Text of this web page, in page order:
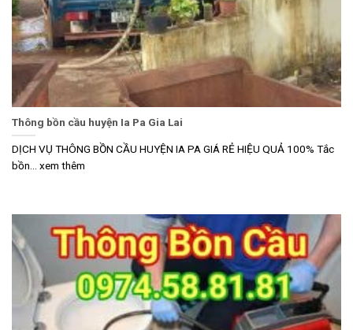
Thông bồn cầu huyện Ia Pa Gia Lai
DỊCH VỤ THÔNG BỒN CẦU HUYỆN IA PA GIÁ RẺ HIỆU QUẢ 100% Tắc
bồn... xem thêm